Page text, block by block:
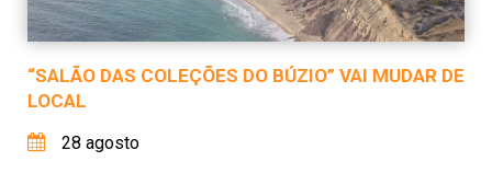
“SALÃO DAS COLEÇÕES DO BÚZIO” VAI MUDAR DE
LOCAL
28 agosto